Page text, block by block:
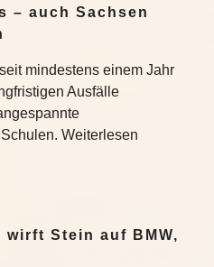
– auch Sachsen
mindestens einem Jahr
Ausfälle
Weiterlesen
wirft Stein auf BMW,